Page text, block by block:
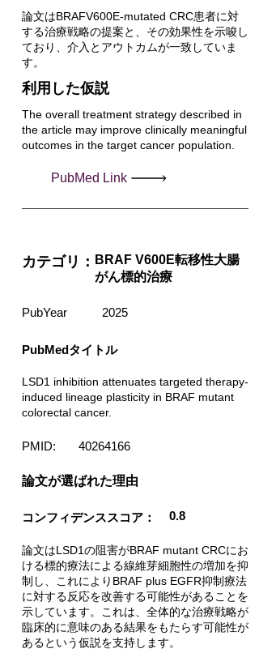
論文はBRAFV600E-mutated CRC患者に対
する治療戦略の提案と、その効果性を示唆し
ており、介入とアウトカムが一致していま
す。
利用した仮説
The overall treatment strategy described in
the article may improve clinically meaningful
outcomes in the target cancer population.
PubMed Link
カテゴリ： BRAF V600E転移性大腸
がん標的治療
PubYear 2025
PubMedタイトル
LSD1 inhibition attenuates targeted therapy-
induced lineage plasticity in BRAF mutant
colorectal cancer.
PMID: 40264166
​論文が選ばれた理由
コンフィデンススコア： 0.8
論文はLSD1の阻害がBRAF mutant CRCにお
ける標的療法による線維芽細胞性の増加を抑
制し、これによりBRAF plus EGFR抑制療法
に対する反応を改善する可能性があることを
示しています。これは、全体的な治療戦略が
臨床的に意味のある結果をもたらす可能性が
あるという仮説を支持します。